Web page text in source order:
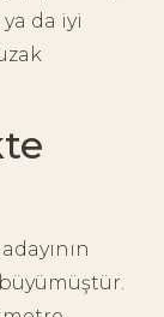
da iyi